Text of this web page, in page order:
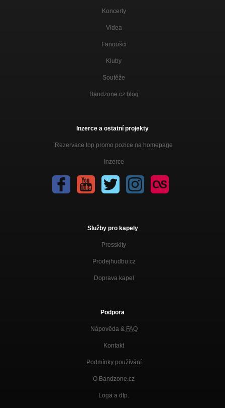
Koncerty
Videa
Fanoušci
Kluby
Soutěže
Bandzone.cz blog
Inzerce a ostatní projekty
Rezervace top promo pozice na homepage
Inzerce
Služby pro kapely
Presskity
Prodejhudbu.cz
Doprava kapel
Podpora
Nápověda & FAQ
Kontakt
Podmínky používání
O Bandzone.cz
Loga a dtp.